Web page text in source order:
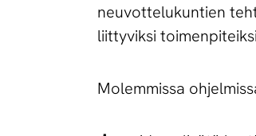
neuvottelukuntien
liittyviksi
Molemmissa